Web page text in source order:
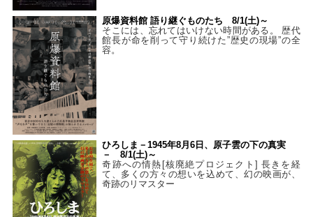
原爆資料館 語り継ぐものたち 8/1(土)～
そこには、忘れてはいけない時間がある。 歴代
館長が命を削って守り続けた”歴史の現場”の全
容。
ひろしま－1945年8月6日、原子雲の下の真実
－ 8/1(土)～
奇跡への情熱[核廃絶プロジェクト] 長きを経
て、多くの方々の想いを込めて、幻の映画が、
奇跡のリマスター